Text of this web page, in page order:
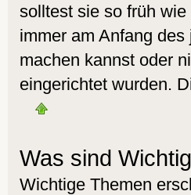
solltest sie so früh
immer am Anfang
machen kannst oder
eingerichtet wurden.
Was sind
Wichtige Themen